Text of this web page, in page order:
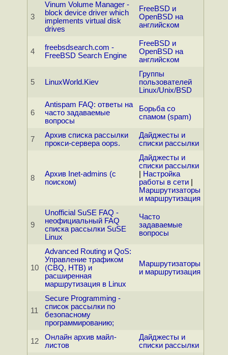
3
Vinum Volume Manager -
block device driver which
implements virtual disk
drives
FreeBSD и
OpenBSD на
английском
4
freebsdsearch.com -
FreeBSD Search Engine
FreeBSD и
OpenBSD на
английском
5 LinuxWorld.Kiev
Группы
пользователей
Linux/Unix/BSD
6
Antispam FAQ: ответы на
часто задаваемые
вопросы
Борьба со
спамом (spam)
7
Архив списка рассылки
прокси-сервера oops.
Дайджесты и
списки рассылки
8
Архив Inet-admins (с
поиском)
Дайджесты и
списки рассылки
Настройка
работы в сети|
Маршрутизаторы
и маршрутизация
9
Unofficial SuSE FAQ -
неофициальный FAQ
списка рассылки SuSE
Linux
Часто
задаваемые
вопросы
10
Advanced Routing и QoS:
Управление трафиком
(CBQ, HTB) и
расширенная
маршрутизация в Linux
Маршрутизаторы
и маршрутизация
11
Secure Programming -
список рассылки по
безопасному
программированию;
12
Онлайн архив майл-
листов
Дайджесты и
списки рассылки